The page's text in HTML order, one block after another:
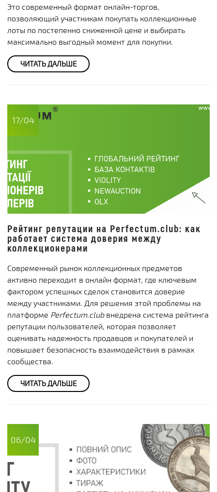
Это современный формат онлайн-торгов,
позволяющий участникам покупать коллекционные
лоты по постепенно сниженной цене и выбирать
максимально выгодный момент для покупки.
ЧИТАТЬ ДАЛЬШЕ
17/04
Рейтинг репутации на Perfectum.club: как
работает система доверия между
коллекционерами
Современный рынок коллекционных предметов
активно переходит в онлайн формат, где ключевым
фактором успешных сделок становится доверие
между участниками. Для решения этой проблемы на
платформе Perfectum.clubвнедрена система рейтинга
репутации пользователей, которая позволяет
оценивать надежность продавцов и покупателей и
повышает безопасность взаимодействия в рамках
сообщества.
ЧИТАТЬ ДАЛЬШЕ
06/04